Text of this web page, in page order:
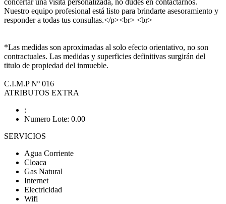
concertar una visita personalizada, no dudes en contactarnos.
Nuestro equipo profesional está listo para brindarte asesoramiento y
responder a todas tus consultas.</p><br> <br>
*Las medidas son aproximadas al solo efecto orientativo, no son
contractuales. Las medidas y superficies definitivas surgirán del
titulo de propiedad del inmueble.
C.I.M.P Nº 016
ATRIBUTOS EXTRA
:
Numero Lote: 0.00
SERVICIOS
Agua Corriente
Cloaca
Gas Natural
Internet
Electricidad
Wifi